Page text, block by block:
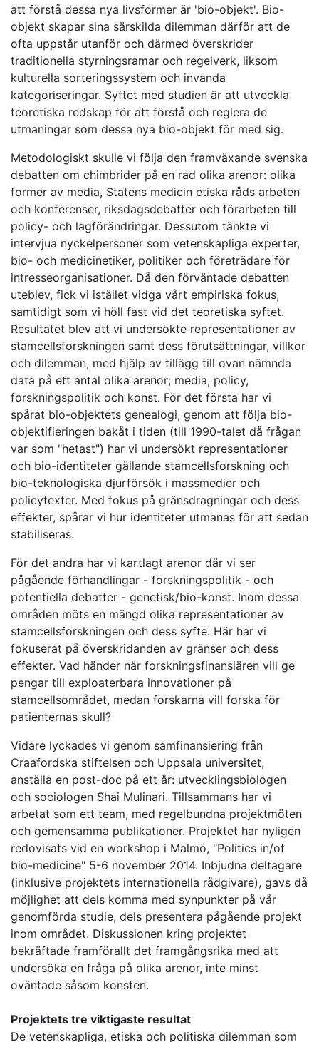
att förstå dessa nya livsformer är 'bio-objekt'. Bio-
objekt skapar sina särskilda dilemman därför att de
ofta uppstår utanför och därmed överskrider
traditionella styrningsramar och regelverk, liksom
kulturella sorteringssystem och invanda
kategoriseringar. Syftet med studien är att utveckla
teoretiska redskap för att förstå och reglera de
utmaningar som dessa nya bio-objekt för med sig.
Metodologiskt skulle vi följa den framväxande svenska
debatten om chimbrider på en rad olika arenor: olika
former av media, Statens medicin etiska råds arbeten
och konferenser, riksdagsdebatter och förarbeten till
policy- och lagförändringar. Dessutom tänkte vi
intervjua nyckelpersoner som vetenskapliga experter,
bio- och medicinetiker, politiker och företrädare för
intresseorganisationer. Då den förväntade debatten
uteblev, fick vi istället vidga vårt empiriska fokus,
samtidigt som vi höll fast vid det teoretiska syftet.
Resultatet blev att vi undersökte representationer av
stamcellsforskningen samt dess förutsättningar, villkor
och dilemman, med hjälp av tillägg till ovan nämnda
data på ett antal olika arenor; media, policy,
forskningspolitik och konst. För det första har vi
spårat bio-objektets genealogi, genom att följa bio-
objektifieringen bakåt i tiden (till 1990-talet då frågan
var som "hetast") har vi undersökt representationer
och bio-identiteter gällande stamcellsforskning och
bio-teknologiska djurförsök i massmedier och
policytexter. Med fokus på gränsdragningar och dess
effekter, spårar vi hur identiteter utmanas för att sedan
stabiliseras.
För det andra har vi kartlagt arenor där vi ser
pågående förhandlingar - forskningspolitik - och
potentiella debatter - genetisk/bio-konst. Inom dessa
områden möts en mängd olika representationer av
stamcellsforskningen och dess syfte. Här har vi
fokuserat på överskridanden av gränser och dess
effekter. Vad händer när forskningsfinansiären vill ge
pengar till exploaterbara innovationer på
stamcellsområdet, medan forskarna vill forska för
patienternas skull?
Vidare lyckades vi genom samfinansiering från
Craafordska stiftelsen och Uppsala universitet,
anställa en post-doc på ett år: utvecklingsbiologen
och sociologen Shai Mulinari. Tillsammans har vi
arbetat som ett team, med regelbundna projektmöten
och gemensamma publikationer. Projektet har nyligen
redovisats vid en workshop i Malmö, "Politics in/of
bio-medicine" 5-6 november 2014. Inbjudna deltagare
(inklusive projektets internationella rådgivare), gavs då
möjlighet att dels komma med synpunkter på vår
genomförda studie, dels presentera pågående projekt
inom området. Diskussionen kring projektet
bekräftade framförallt det framgångsrika med att
undersöka en fråga på olika arenor, inte minst
oväntade såsom konsten.
Projektets tre viktigaste resultat
De vetenskapliga, etiska och politiska dilemman som